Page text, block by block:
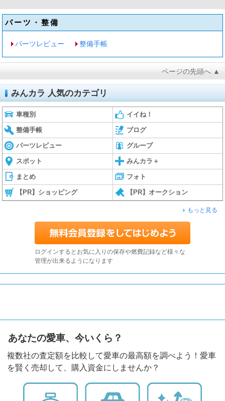
パーツ・整備
パーツレビュー 整備手帳
ページの先頭へ ▲
みんカラ 人気のカテゴリ
車種別 イイね！
整備手帳 ブログ
パーツレビュー グループ
スポット みんカラ＋
まとめ フォト
【PR】ショッピング 【PR】オークション
もっと見る
ログインするとお気に入りの保存や燃費記録など様々な
管理が出来るようになります
あなたの愛車、今いくら？
複数社の査定額を比較して愛車の最高額を調べよう！愛車
を賢く売却して、購入資金にしませんか？